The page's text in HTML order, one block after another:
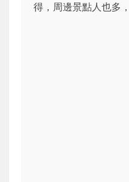
得，周邊景點人也多